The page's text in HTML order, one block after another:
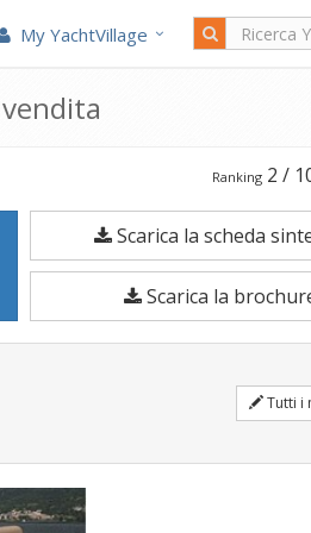
My YachtVillage
Il
BWA
Sport
26’
Gto
è
Barca
Ranking 2 /
Scarica la scheda
Scarica la
Tutti i